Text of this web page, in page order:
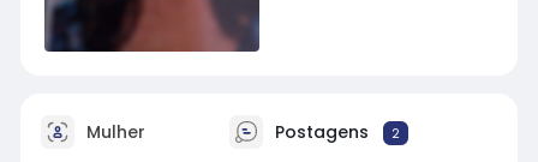
Mulher Postagens 2